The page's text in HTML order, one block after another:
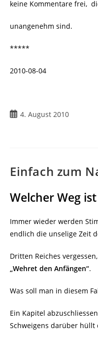
keine Kommentare frei,
unangenehm sind.
*****
2010-08-04
Beitrag4. August 2010
Einfach zum
Welcher Weg
Immer wieder werden
endlich die unselige Zeit
Dritten Reiches
„Wehret den Anfängen“.
Was soll man in diesem
Ein Kapitel
Schweigens darüber hüllt